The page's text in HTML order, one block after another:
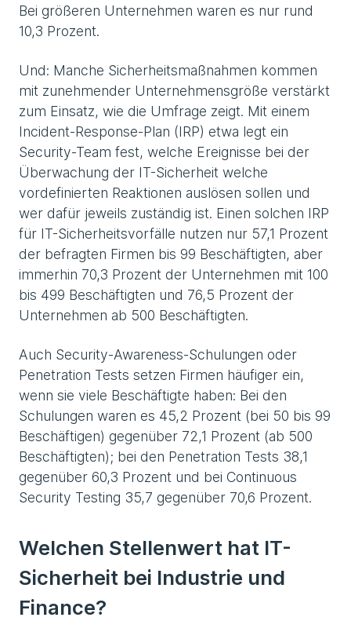
Bei größeren Unternehmen waren es nur rund
10,3 Prozent.
Und: Manche Sicherheitsmaßnahmen kommen
mit zunehmender Unternehmensgröße verstärkt
zum Einsatz, wie die Umfrage zeigt. Mit einem
Incident-Response-Plan (IRP) etwa legt ein
Security-Team fest, welche Ereignisse bei der
Überwachung der IT-Sicherheit welche
vordefinierten Reaktionen auslösen sollen und
wer dafür jeweils zuständig ist. Einen solchen IRP
für IT-Sicherheitsvorfälle nutzen nur 57,1 Prozent
der befragten Firmen bis 99 Beschäftigten, aber
immerhin 70,3 Prozent der Unternehmen mit 100
bis 499 Beschäftigten und 76,5 Prozent der
Unternehmen ab 500 Beschäftigten.
Auch Security-Awareness-Schulungen oder
Penetration Tests setzen Firmen häufiger ein,
wenn sie viele Beschäftigte haben: Bei den
Schulungen waren es 45,2 Prozent (bei 50 bis 99
Beschäftigen) gegenüber 72,1 Prozent (ab 500
Beschäftigten); bei den Penetration Tests 38,1
gegenüber 60,3 Prozent und bei Continuous
Security Testing 35,7 gegenüber 70,6 Prozent.
Welchen Stellenwert hat IT-
Sicherheit bei Industrie und
Finance?